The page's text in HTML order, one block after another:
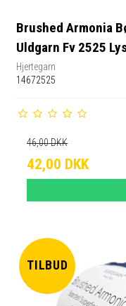
Brushed Armonia
Uldgarn Fv 2525
Hjertegarn
14672525
46,00 DKK
42,00 DKK
TILBUD